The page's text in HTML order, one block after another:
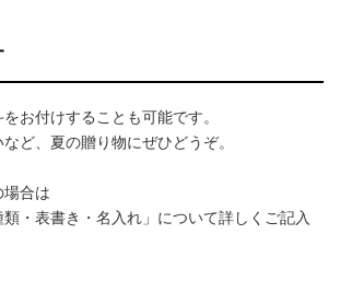
お付けすることも可能です。
ど、夏の贈り物にぜひどうぞ。
場合は
・表書き・名入れ」について詳しくご記入